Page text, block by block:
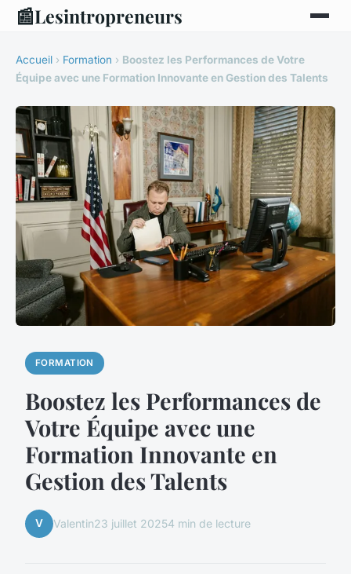
📰Lesintropreneurs
Accueil › Formation › Boostez les Performances de Votre
Équipe avec une Formation Innovante en Gestion des Talents
FORMATION
Boostez les Performances de
Votre Équipe avec une
Formation Innovante en
Gestion des Talents
V Valentin23 juillet 20254 min de lecture